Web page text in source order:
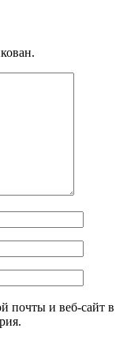
почты и веб-сайт в